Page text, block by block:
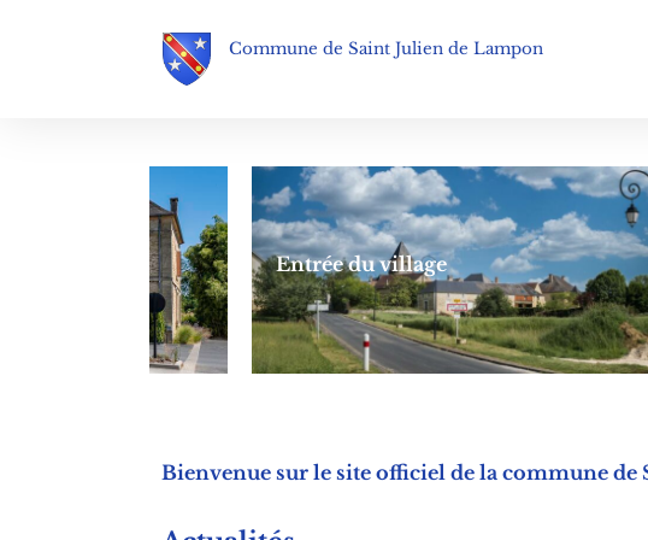
Commune de Saint Julien de Lampon
Entrée du village
Bienvenue sur le site officiel de la commune